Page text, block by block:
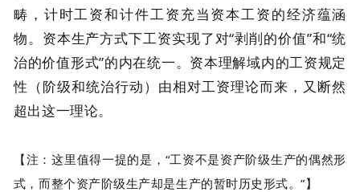
畴，计时工资和计件工资充当资本工资的经济蕴涵
物。资本生产方式下工资实现了对“剥削的价值”和“统
治的价值形式”的内在统一。资本理解域内的工资规定
性（阶级和统治行动）由相对工资理论而来，又断然
超出这一理论。
【注：这里值得一提的是，“工资不是资产阶级生产的偶然形
式，而整个资产阶级生产却是生产的暂时历史形式。”】